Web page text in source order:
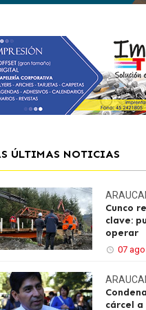
ÚLTIMAS NOTICIAS
Cunco
clave:
operar
07
cárcel